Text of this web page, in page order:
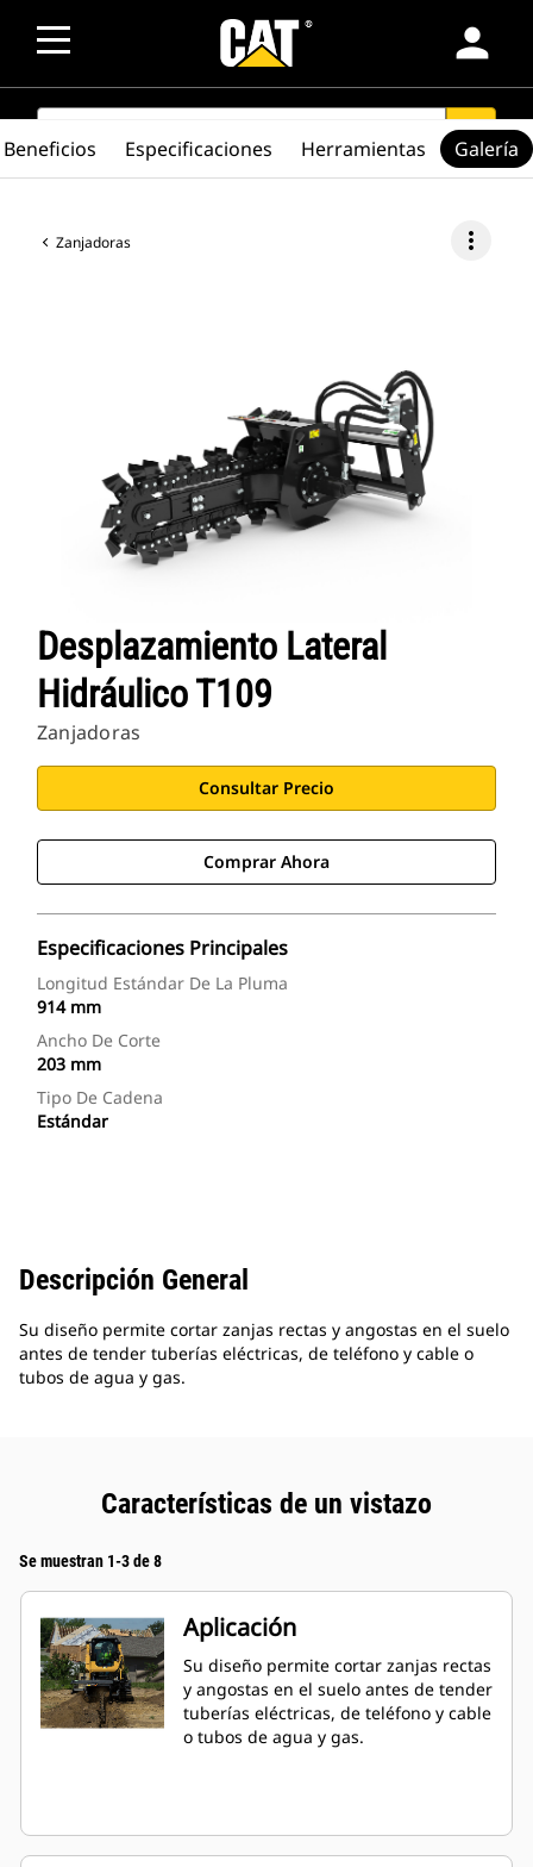
person
SEARCH search
Zanjadoras more_vert
Desplazamiento Lateral
Hidráulico T109
Zanjadoras
Consultar Precio
Comprar Ahora
Especificaciones Principales
Longitud Estándar De La Pluma
914 mm
Ancho De Corte
203 mm
Tipo De Cadena
Estándar
Beneficios Especificaciones Herramientas Galería
Descripción General
Su diseño permite cortar zanjas rectas y angostas en el suelo
antes de tender tuberías eléctricas, de teléfono y cable o
tubos de agua y gas.
Características de un vistazo
Se muestran 1-3 de 8
Aplicación
Su diseño permite cortar zanjas rectas
y angostas en el suelo antes de tender
tuberías eléctricas, de teléfono y cable
o tubos de agua y gas.